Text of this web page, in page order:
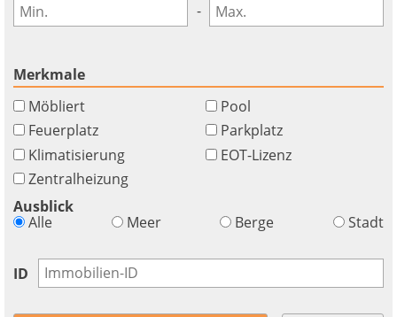
-
Merkmale
Möbliert
Feuerplatz
Klimatisierung
Pool
Parkplatz
EOT-Lizenz
Zentralheizung
Ausblick
Alle
Meer Berge Stadt
ID